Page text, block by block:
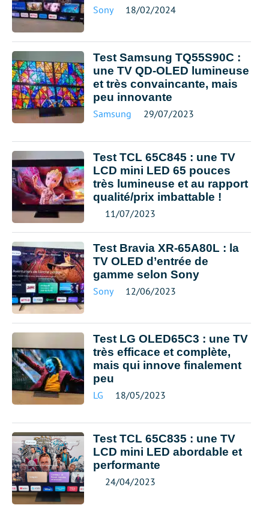
Sony 18/02/2024
Test Samsung TQ55S90C :
une TV QD-OLED lumineuse
et très convaincante, mais
peu innovante
Samsung 29/07/2023
Test TCL 65C845 : une TV
LCD mini LED 65 pouces
très lumineuse et au rapport
qualité/prix imbattable !
11/07/2023
Test Bravia XR-65A80L : la
TV OLED d’entrée de
gamme selon Sony
Sony 12/06/2023
Test LG OLED65C3 : une TV
très efficace et complète,
mais qui innove finalement
peu
LG 18/05/2023
Test TCL 65C835 : une TV
LCD mini LED abordable et
performante
24/04/2023